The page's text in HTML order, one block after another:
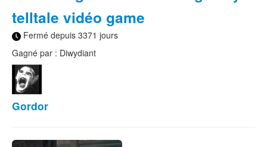
telltale vidéo game
Fermé depuis 3371 jours
Gagné par : Diwydiant
Gordor